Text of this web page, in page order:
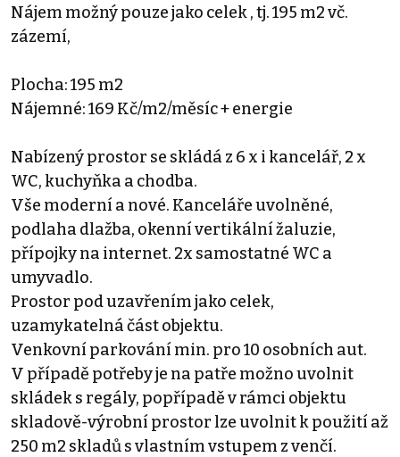
Nájem možný pouze jako celek , tj. 195 m2 vč.
zázemí,
Plocha: 195 m2
Nájemné: 169 Kč/m2/měsíc + energie
Nabízený prostor se skládá z 6 x i kancelář, 2 x
WC, kuchyňka a chodba.
Vše moderní a nové. Kanceláře uvolněné,
podlaha dlažba, okenní vertikální žaluzie,
přípojky na internet. 2x samostatné WC a
umyvadlo.
Prostor pod uzavřením jako celek,
uzamykatelná část objektu.
Venkovní parkování min. pro 10 osobních aut.
V případě potřeby je na patře možno uvolnit
skládek s regály, popřípadě v rámci objektu
skladově-výrobní prostor lze uvolnit k použití až
250 m2 skladů s vlastním vstupem z venčí.